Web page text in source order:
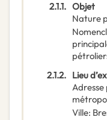
2.1.1. Objet
Nature
2.1.2. Lieu
Adresse
Ville: